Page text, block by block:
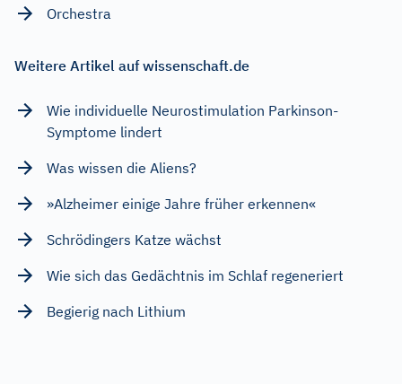
Orchestra
Weitere Artikel auf wissenschaft.de
Wie individuelle Neurostimulation Parkinson-
Symptome lindert
Was wissen die Aliens?
»Alzheimer einige Jahre früher erkennen«
Schrödingers Katze wächst
Wie sich das Gedächtnis im Schlaf regeneriert
Begierig nach Lithium